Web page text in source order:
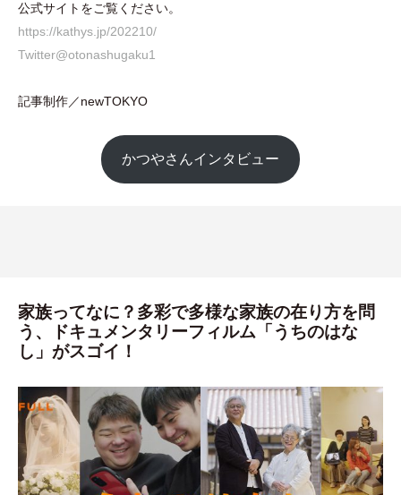
公式サイトをご覧ください。
https://kathys.jp/202210/
Twitter@otonashugaku1
記事制作／newTOKYO
かつやさんインタビュー
家族ってなに？多彩で多様な家族の在り方を問
う、ドキュメンタリーフィルム「うちのはな
し」がスゴイ！